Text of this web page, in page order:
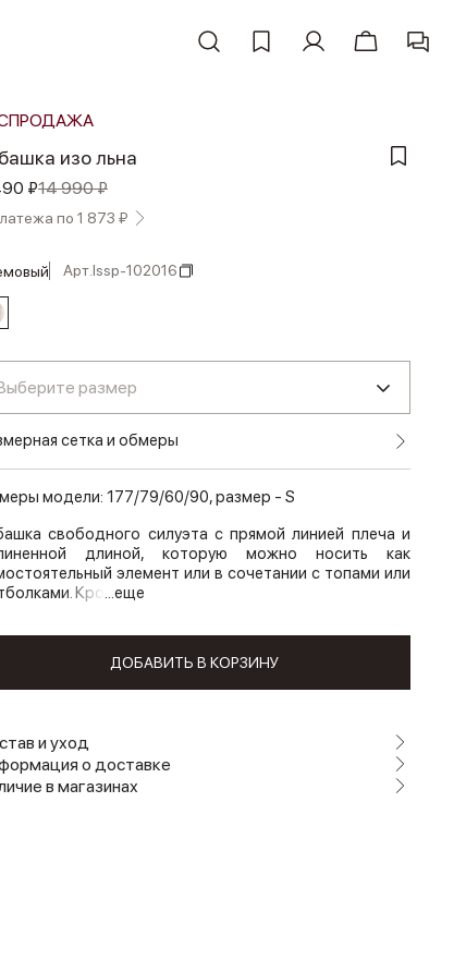
изо льна
₽14 990 ₽
по 1 873 ₽
Арт.lssp-102016
размер
сетка и обмеры
модели: 177/79/60/90, размер - S
свободного силуэта с прямой линией плеча и
длиной, которую можно носить как
элемент или в сочетании с топами или
Кро ...еще
ДОБАВИТЬ В КОРЗИНУ
и уход
о доставке
в магазинах